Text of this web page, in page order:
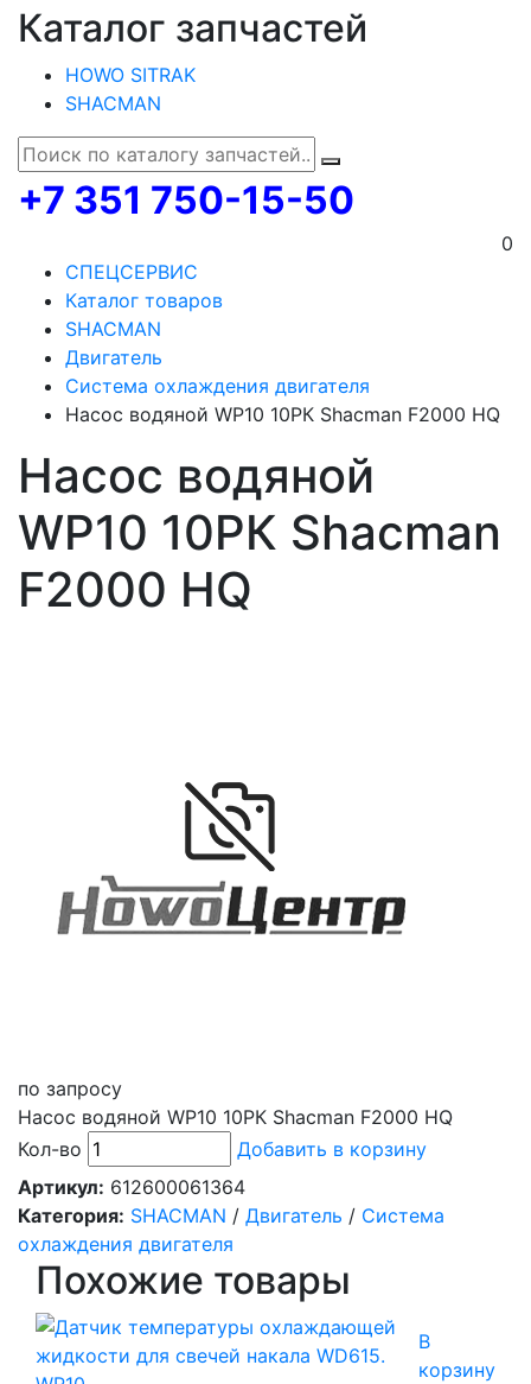
Каталог запчастей
HOWO SITRAK
SHACMAN
+7 351 750-15-50
0
СПЕЦСЕРВИС
Каталог товаров
SHACMAN
Двигатель
Система охлаждения двигателя
Насос водяной WP10 10РК Shacman F2000 HQ
Насос водяной
WP10 10РК Shacman
F2000 HQ
по запросу
Насос водяной WP10 10РК Shacman F2000 HQ
Кол-во
Добавить в корзину
Артикул: 612600061364
Категория: SHACMAN / Двигатель / Система
охлаждения двигателя
Похожие товары
В
корзину